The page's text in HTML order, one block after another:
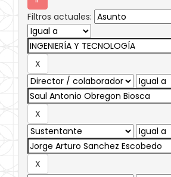
Filtros actuales: